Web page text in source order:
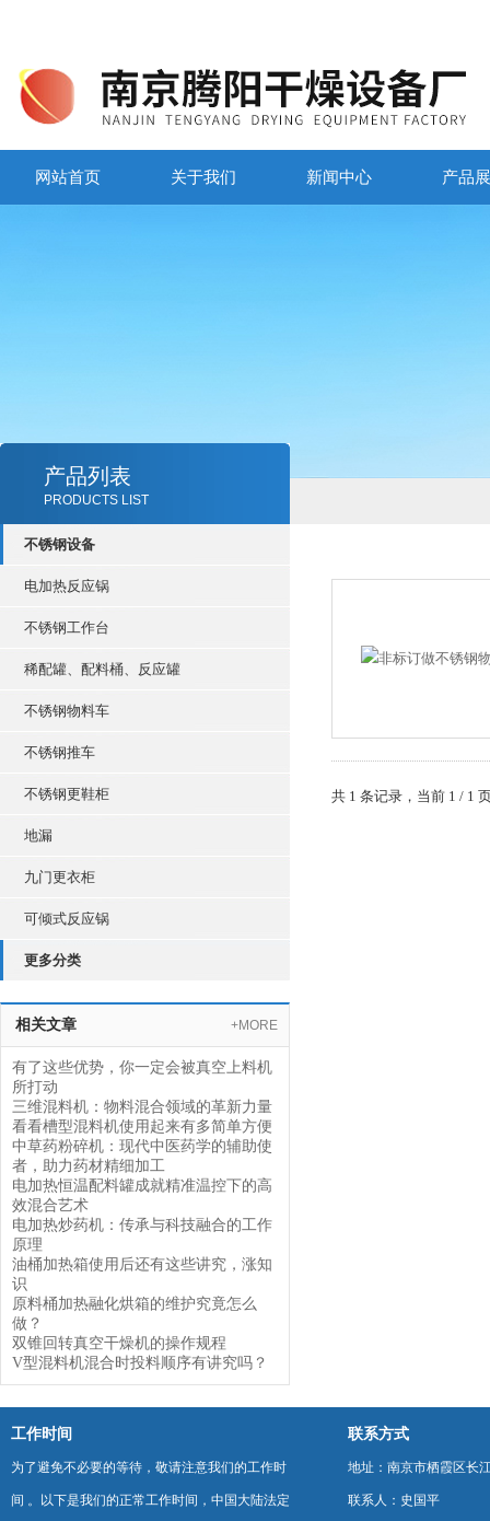
网站首页 关于我们 新闻中心 产品
产品列表
PRODUCTS LIST
不锈钢设备
电加热反应锅
不锈钢工作台
稀配罐、配料桶、反应罐
不锈钢物料车
不锈钢推车
不锈钢更鞋柜
地漏
九门更衣柜
可倾式反应锅
更多分类
相关文章 +MORE
有了这些优势，你一定会被真空上料机
所打动
三维混料机：物料混合领域的革新力量
看看槽型混料机使用起来有多简单方便
中草药粉碎机：现代中医药学的辅助使
者，助力药材精细加工
电加热恒温配料罐成就精准温控下的高
效混合艺术
电加热炒药机：传承与科技融合的工作
原理
油桶加热箱使用后还有这些讲究，涨知
识
原料桶加热融化烘箱的维护究竟怎么
做？
双锥回转真空干燥机的操作规程
V型混料机混合时投料顺序有讲究吗？
共 1 条记录，当前 1 / 1
工作时间
为了避免不必要的等待，敬请注意我们的工作时
间 。以下是我们的正常工作时间，中国大陆法定
联系方式
地址：南京市栖霞区长
联系人：史国平